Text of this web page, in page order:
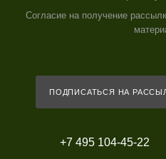
Согласие на получение
ПОДПИСАТЬСЯ НА
+7 495 104-45-22